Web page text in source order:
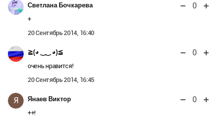
Светлана Бочкарева 0
+
20 Сентябрь 2014, 16:40
≧(◕ ‿‿ ◕)≦ 0
очень нравится!
20 Сентябрь 2014, 16:45
Я Янаев Виктор 0
++!